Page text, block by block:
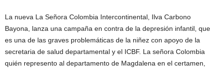
La nueva La Señora Colombia Intercontinental, Ilva Carbono
Bayona, lanza una campaña en contra de la depresión infantil, que
es una de las graves problemáticas de la niñez con apoyo de la
secretaria de salud departamental y el ICBF. La señora Colombia
quién represento al departamento de Magdalena en el certamen,